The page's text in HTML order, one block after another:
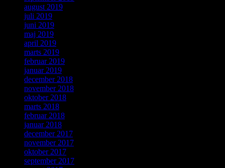
august 2019
juli 2019
juni 2019
maj 2019
april 2019
marts 2019
februar 2019
januar 2019
december 2018
november 2018
oktober 2018
marts 2018
februar 2018
januar 2018
december 2017
november 2017
oktober 2017
september 2017